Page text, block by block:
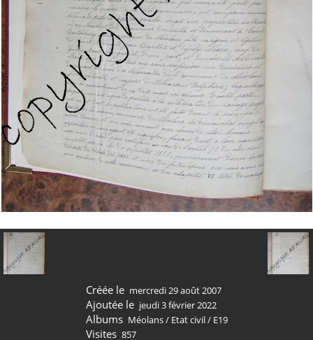
Créée le mercredi 29 août 2007
Ajoutée le jeudi 3 février 2022
Albums Méolans/ Etat civil/ E19
Visites 857